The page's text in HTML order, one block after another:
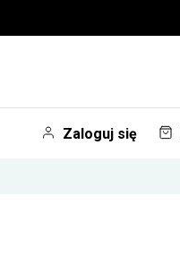
Zaloguj się